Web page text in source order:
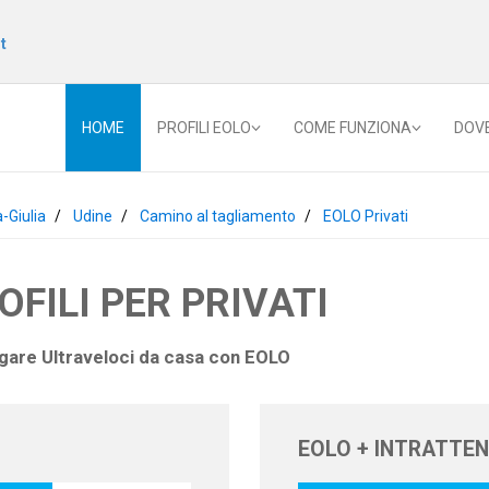
HOME PROFILI EOLO COME FUNZIONA
Giulia Udine Camino al tagliamento EOLO Privati
PER PRIVATI
Ultraveloci da casa con EOLO
EOLO +